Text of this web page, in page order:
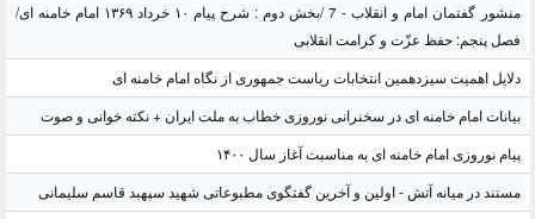
منشور گفتمان امام و انقلاب - 7 /بخش دوم : شرح پیام ۱۰ خرداد ۱۳۶۹ امام خامنه ای/
فصل پنجم: حفظ عزّت و کرامت انقلابی
دلایل اهمیت سیزدهمین انتخابات ریاست جمهوری از نگاه امام خامنه ای
بیانات امام خامنه ای در سخنرانی نوروزی خطاب به ملت ایران + نکته خوانی و صوت
پیام نوروزی امام خامنه ای به مناسبت آغاز سال ۱۴۰۰
مستند در میانه آتش - اولین و آخرین گفتگوی مطبوعاتی شهید سپهبد قاسم سلیمانی